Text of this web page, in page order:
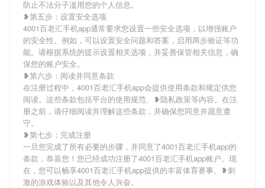
防止不法分子滥用您的个人信息。
❥第五步：设置安全选项
4001百老汇手机app通常要求您设置一些安全选项，以增强账户
的安全性。例如，可以设置安全问题和答案，启用两步验证等功
能。请根据系统的提示设置相关选项，并妥善保管相关信息，确
保您的账户安全。
❥第六步：阅读并同意条款
在注册过程中，4001百老汇手机app会提供使用条款和规定供您
阅读。这些条款包括平台的使用规范、❥隐私政策等内容。在注
册之前，请仔细阅读并理解这些条款，并确保您同意并愿意遵
守。
❥第七步：完成注册
一旦您完成了所有必要的步骤，并同意了4001百老汇手机app的
条款，恭喜您！您已经成功注册了4001百老汇手机app账户。现
在，您可以畅享4001百老汇手机app提供的丰富体育赛事、❥刺
激的游戏体验以及其他令人兴奋。